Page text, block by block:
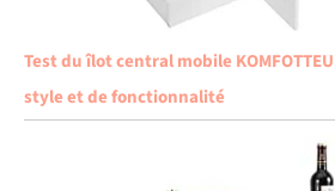
Test du îlot central mobile
style et de fonctionnalité